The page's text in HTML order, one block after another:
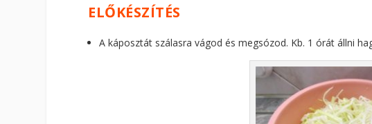
ELŐKÉSZÍTÉS
A káposztát szálasra vágod és megsózod. Kb. 1 órát állni